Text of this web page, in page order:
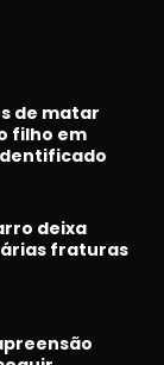
de matar
filho em
deixa
fraturas